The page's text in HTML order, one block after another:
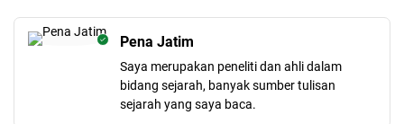
Pena Jatim
Saya merupakan peneliti dan ahli dalam
bidang sejarah, banyak sumber tulisan
sejarah yang saya baca.